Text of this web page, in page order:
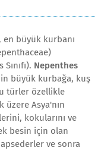
büyük kurbanı
Nepenthes
büyük kurbağa, kuş
türler özellikle
üzere Asya'nın
kokularını ve
besin için olan
ve sonra